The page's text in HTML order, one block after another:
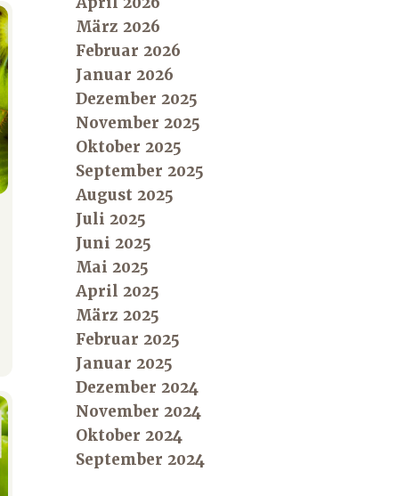
März 2026
Februar 2026
Januar 2026
Dezember 2025
November 2025
Oktober 2025
September 2025
August 2025
Juli 2025
Juni 2025
Mai 2025
April 2025
März 2025
Februar 2025
Januar 2025
Dezember 2024
November 2024
Oktober 2024
September 2024